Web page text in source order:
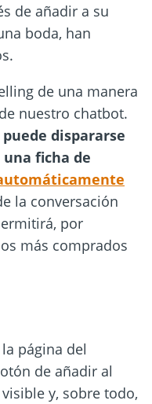
de añadir a su
boda, han
de una manera
nuestro chatbot.
dispararse
ficha de
la conversación
por
más comprados
página del
de añadir al
y, sobre todo,